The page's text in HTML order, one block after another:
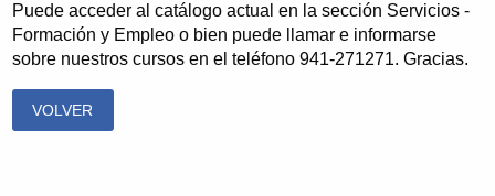
Puede acceder al catálogo actual en la sección Servicios -
Formación y Empleo o bien puede llamar e informarse
sobre nuestros cursos en el teléfono 941-271271. Gracias.
VOLVER